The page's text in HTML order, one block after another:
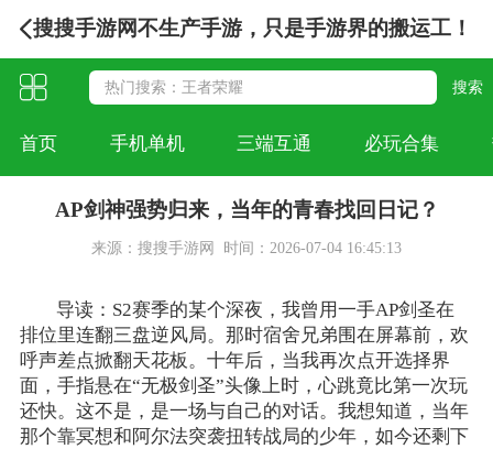
搜搜手游网不生产手游，只是手游界的搬运工！
首页 手机单机 三端互通 必玩合集
AP剑神强势归来，当年的青春找回日记？
来源：搜搜手游网 时间：2026-07-04 16:45:13
导读：S2赛季的某个深夜，我曾用一手AP剑圣在
排位里连翻三盘逆风局。那时宿舍兄弟围在屏幕前，欢
呼声差点掀翻天花板。十年后，当我再次点开选择界
面，手指悬在“无极剑圣”头像上时，心跳竟比第一次玩
还快。这不是，是一场与自己的对话。我想知道，当年
那个靠冥想和阿尔法突袭扭转战局的少年，如今还剩下